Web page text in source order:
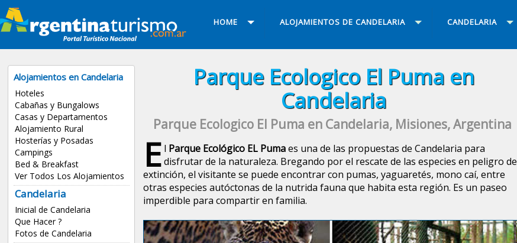
HOME ALOJAMIENTOS DE CANDELARIA CANDELARIA
Alojamientos en Candelaria
Hoteles
Cabañas y Bungalows
Casas y Departamentos
Alojamiento Rural
Hosterías y Posadas
Campings
Bed & Breakfast
Ver Todos Los Alojamientos
Candelaria
Inicial de Candelaria
Que Hacer ?
Fotos de Candelaria
Parque Ecologico El Puma en
Candelaria
Parque Ecologico El Puma en Candelaria, Misiones, Argentina
E l Parque Ecológico EL Pumaes una de las propuestas de Candelaria para
disfrutar de la naturaleza. Bregando por el rescate de las especies en peligro de
extinción, el visitante se puede encontrar con pumas, yaguaretés, mono caí, entre
otras especies autóctonas de la nutrida fauna que habita esta región. Es un paseo
imperdible para compartir en familia.